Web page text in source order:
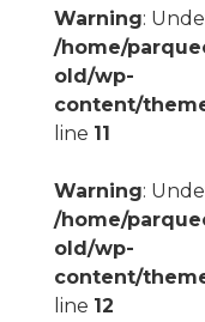
Warning:
/home/
old/wp-
content/
line 11
Warning:
/home/
old/wp-
content/
line 12